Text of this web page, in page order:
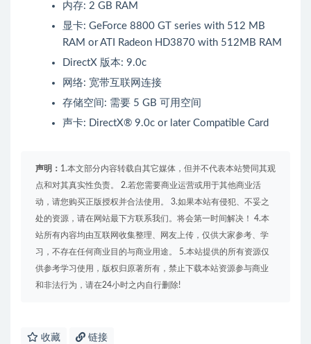
内存: 2 GB RAM
显卡: GeForce 8800 GT series with 512 MB
RAM or ATI Radeon HD3870 with 512MB RAM
DirectX 版本: 9.0c
网络: 宽带互联网连接
存储空间: 需要 5 GB 可用空间
声卡: DirectX® 9.0c or later Compatible Card
声明： 1.本文部分内容转载自其它媒体，但并不代表本站赞同其观
点和对其真实性负责。 2.若您需要商业运营或用于其他商业活
动，请您购买正版授权并合法使用。 3.如果本站有侵犯、不妥之
处的资源，请在网站最下方联系我们。将会第一时间解决！ 4.本
站所有内容均由互联网收集整理、网友上传，仅供大家参考、学
习，不存在任何商业目的与商业用途。 5.本站提供的所有资源仅
供参考学习使用，版权归原著所有，禁止下载本站资源参与商业
和非法行为，请在24小时之内自行删除!
收藏 链接